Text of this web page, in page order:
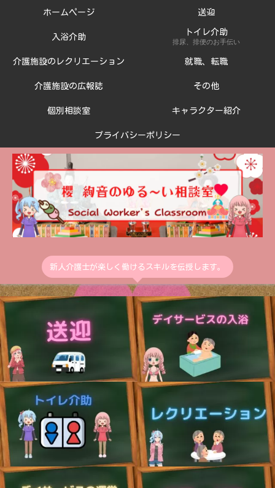
新人介護士が楽しく働けるスキルを伝授します。
ホームページ 送迎
入浴介助
トイレ介助
排尿、排便のお手伝い
介護施設のレクリエーション 就職、転職
介護施設の広報誌 その他
個別相談室 キャラクター紹介
プライバシーポリシー